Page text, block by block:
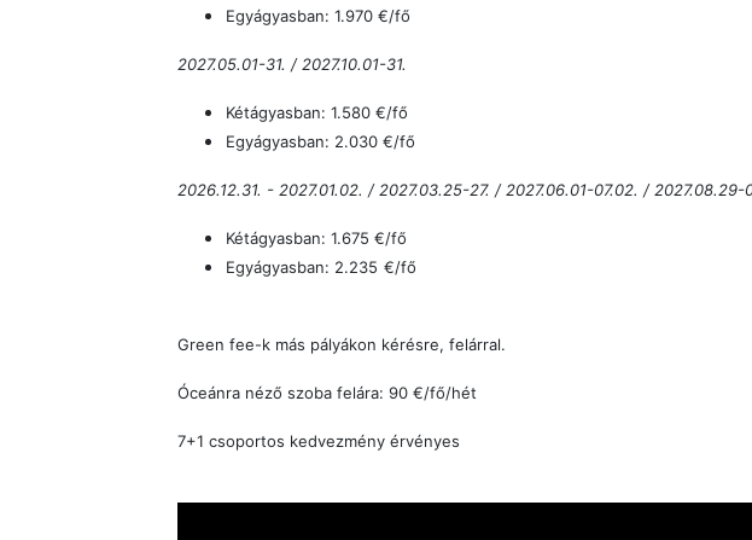
Egyágyasban: 1.970 €/fő
2027.05.01-31. / 2027.10.01-31.
Kétágyasban: 1.580 €/fő
Egyágyasban: 2.030 €/fő
2026.12.31. - 2027.01.02. / 2027.03.25-27. / 2027.06.01-07.02. / 2027.08.29-
Kétágyasban: 1.675 €/fő
Egyágyasban: 2.235 €/fő
Green fee-k más pályákon kérésre, felárral.
Óceánra néző szoba felára: 90 €/fő/hét
7+1 csoportos kedvezmény érvényes